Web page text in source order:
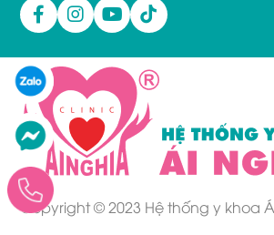
Copyright © 2023 Hệ thống y khoa